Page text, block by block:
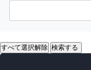
すべて選択解除 検索する